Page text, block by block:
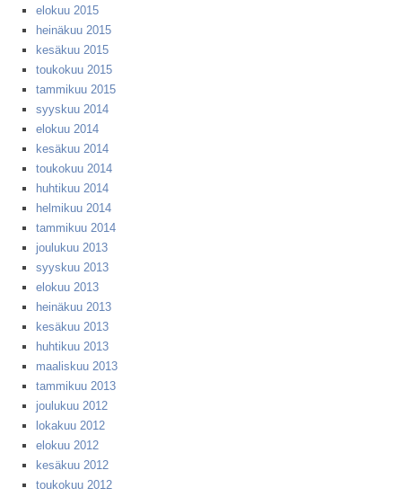
elokuu 2015
heinäkuu 2015
kesäkuu 2015
toukokuu 2015
tammikuu 2015
syyskuu 2014
elokuu 2014
kesäkuu 2014
toukokuu 2014
huhtikuu 2014
helmikuu 2014
tammikuu 2014
joulukuu 2013
syyskuu 2013
elokuu 2013
heinäkuu 2013
kesäkuu 2013
huhtikuu 2013
maaliskuu 2013
tammikuu 2013
joulukuu 2012
lokakuu 2012
elokuu 2012
kesäkuu 2012
toukokuu 2012